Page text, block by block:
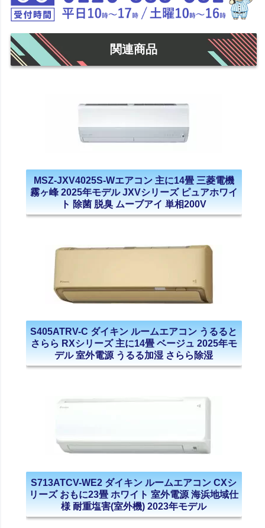
関連商品
MSZ-JXV4025S-Wエアコン 主に14畳 三菱電機
霧ヶ峰 2025年モデル JXVシリーズ ピュアホワイ
ト 除菌 脱臭 ムーブアイ 単相200V
S405ATRV-C ダイキン ルームエアコン うるると
さらら RXシリーズ 主に14畳 ベージュ 2025年モ
デル 室外電源 うるる加湿 さらら除湿
S713ATCV-WE2 ダイキン ルームエアコン CXシ
リーズ おもに23畳 ホワイト 室外電源 海浜地域仕
様 耐重塩害(室外機) 2023年モデル